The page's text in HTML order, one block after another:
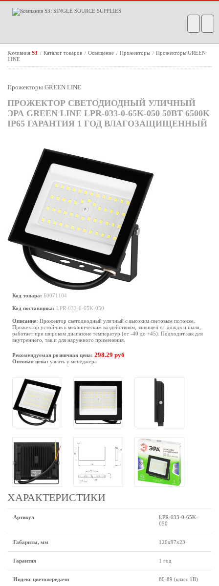
Компания S3 / Каталог товаров / Освещение / Прожекторы / Прожекторы GREEN
LINE
Прожекторы GREEN LINE
ПРОЖЕКТОР СВЕТОДИОДНЫЙ УЛИЧНЫЙ
ЭРА GREEN LINE LPR-033-0-65K-050 50ВТ 6500K
IP65 ГАРАНТИЯ 1 ГОД ВЛАГОЗАЩИЩЕННЫЙ
Код товара: Б0071104
Код поставщика: LPR-033-0-65K-050
Описание: Прожектор светодиодный уличный с высоким световым потоком.
Прожектор устойчив к механическим воздействиям, защищен от дождя и пыли,
работает при широком диапазоне температур (от -40 до +45). Подходит как для
внутреннего, так и для наружного применения.
Рекомендуемая розничная цена: 298.29 руб
Оптовая цена: узнать у менеджера
ХАРАКТЕРИСТИКИ
Артикул
LPR-033-0-65K-
050
Габариты, мм 120х97х23
Гарантия 1 год
Индекс цветопередачи 80-89 (класс 1B)